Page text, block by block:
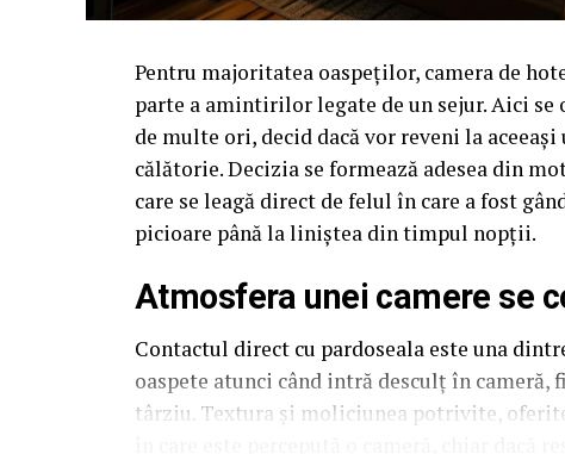
Pentru majoritatea oaspeților, camera de
parte a amintirilor legate de un sejur. Aici se
de multe ori, decid dacă vor reveni la
călătorie. Decizia se formează adesea din
care se leagă direct de felul în care a fost
picioare până la liniștea din timpul nopții.
Atmosfera unei camere se
Contactul direct cu pardoseala este una
oaspete atunci când intră desculț în cameră,
târziu. Textura și moliciunea potrivite,